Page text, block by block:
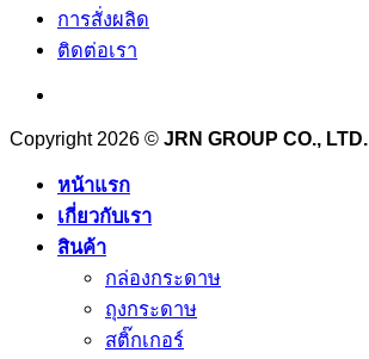
การสั่งผลิด
ติดต่อเรา
Copyright 2026 © JRN GROUP CO., LTD.
หน้าแรก
เกี่ยวกับเรา
สินค้า
กล่องกระดาษ
ถุงกระดาษ
สติ๊กเกอร์